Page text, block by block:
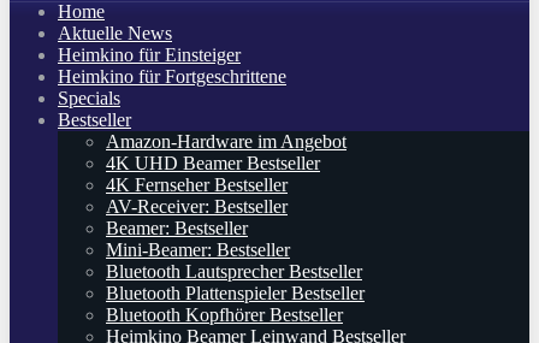
Home
Aktuelle News
Heimkino für Einsteiger
Heimkino für Fortgeschrittene
Specials
Bestseller
Amazon-Hardware im Angebot
4K UHD Beamer Bestseller
4K Fernseher Bestseller
AV-Receiver: Bestseller
Beamer: Bestseller
Mini-Beamer: Bestseller
Bluetooth Lautsprecher Bestseller
Bluetooth Plattenspieler Bestseller
Bluetooth Kopfhörer Bestseller
Heimkino Beamer Leinwand Bestseller